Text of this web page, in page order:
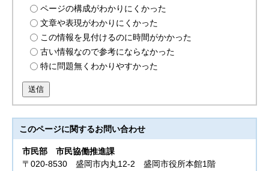
ページの構成がわかりにくかった
文章や表現がわかりにくかった
この情報を見付けるのに時間がかかった
古い情報なので参考にならなかった
特に問題無くわかりやすかった
送信
このページに関するお問い合わせ
市民部市民協働推進課
〒020-8530 盛岡市内丸12-2 盛岡市役所本館1階